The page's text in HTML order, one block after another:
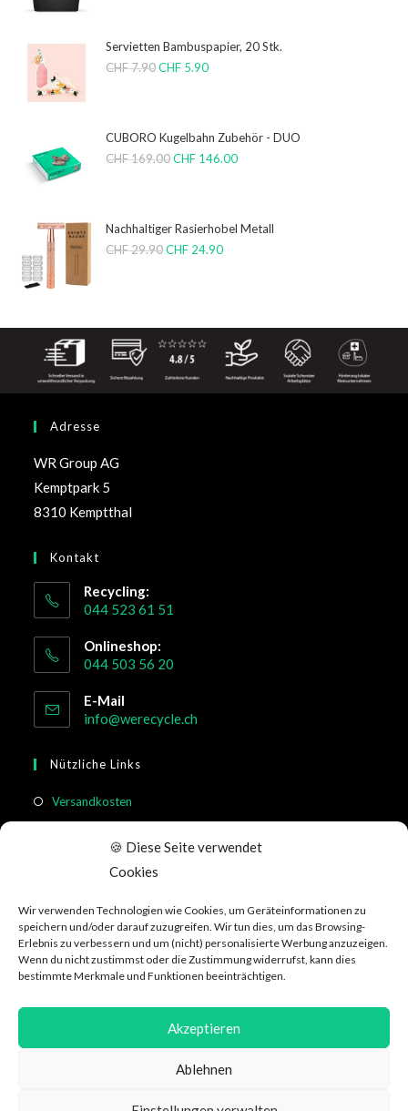
🍪 Diese Seite verwendet
Cookies
Wir verwenden Technologien wie Cookies, um Geräteinformationen zu
speichern und/oder darauf zuzugreifen. Wir tun dies, um das Browsing-
Erlebnis zu verbessern und um (nicht) personalisierte Werbung anzuzeigen.
Wenn du nicht zustimmst oder die Zustimmung widerrufst, kann dies
bestimmte Merkmale und Funktionen beeinträchtigen.
Akzeptieren
Ablehnen
Servietten Bambuspapier, 20 Stk.
CHF7.90 CHF 5.90
CUBORO Kugelbahn Zubehör - DUO
CHF169.00 CHF 146.00
Nachhaltiger Rasierhobel Metall
CHF29.90 CHF 24.90
Adresse
WR Group AG
Kemptpark 5
8310 Kemptthal
Kontakt
Recycling:
044 523 61 51
Onlineshop:
044 503 56 20
E-Mail
info@werecycle.ch
Nützliche Links
Versandkosten
Kundeninformation
Social Media
Datenschutzerklärung AGB Über WeRecycle